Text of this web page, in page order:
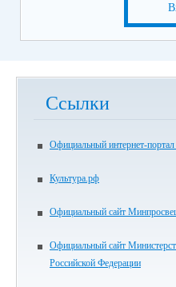
Ссылки
Официальный интернет-портал
Культура.рф
Официальный сайт
Официальный сайт
Российской Федерации